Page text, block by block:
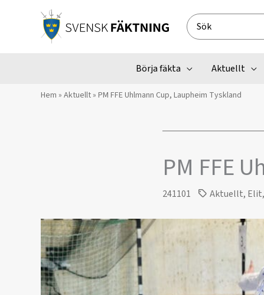
Search
for:
Börja fäkta Aktuellt
Hem » Aktuellt» PM FFE Uhlmann Cup, Laupheim Tyskland
PM FFE
241101 Aktuellt, Elit,